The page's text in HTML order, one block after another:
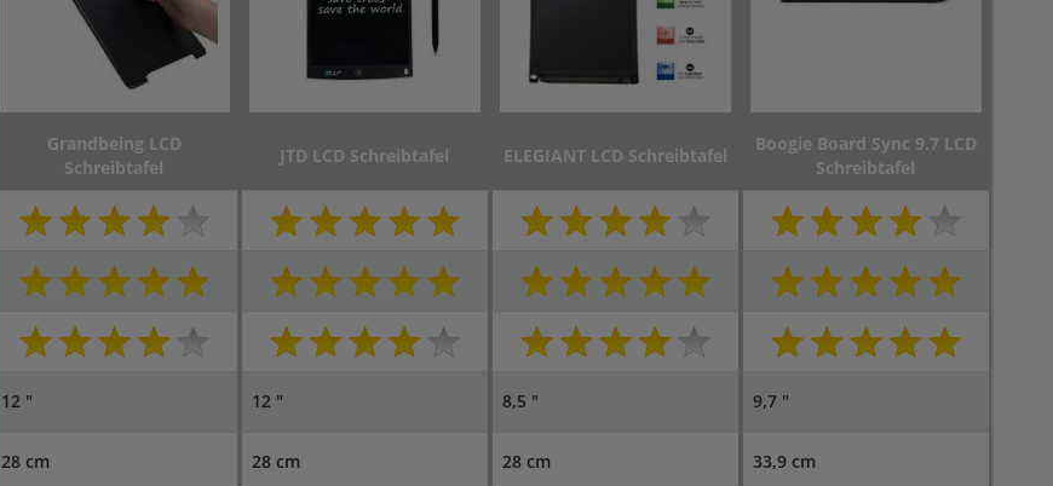
Grandbeing LCD
Schreibtafel
JTD LCD Schreibtafel ELEGIANT LCD Schreibtafel
Boogie Board Sync 9.7 LCD
Schreibtafel
12 " 12 " 8,5 " 9,7 "
28 cm 28 cm 28 cm 33,9 cm